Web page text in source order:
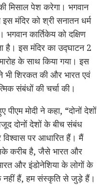
मिसाल पेश करेगा। भगवान
मंदिर को श्री सनातन धर्म
कार्तिकेय को दक्षिण
है। इस मंदिर का उद्घाटन 2
के साथ किया गया। इस
भी शिरकत की और भारत एवं
संबंधों की चर्चा की।
मोदी ने कहा, “दोनों देशों
दोनों देशों के बीच संबंध
पर आधारित हैं। मैं
करीब है, जैसे भारत और
और इंडोनेशिया के लोगों के
नहीं हैं, हम संस्कृति से जुड़े हैं।